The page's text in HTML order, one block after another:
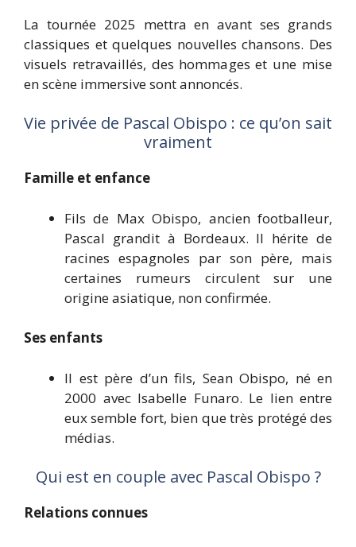
La tournée 2025 mettra en avant ses grands
classiques et quelques nouvelles chansons. Des
visuels retravaillés, des hommages et une mise
en scène immersive sont annoncés.
Vie privée de Pascal Obispo : ce qu’on sait
vraiment
Famille et enfance
Fils de Max Obispo, ancien footballeur,
Pascal grandit à Bordeaux. Il hérite de
racines espagnoles par son père, mais
certaines rumeurs circulent sur une
origine asiatique, non confirmée.
Ses enfants
Il est père d’un fils, Sean Obispo, né en
2000 avec Isabelle Funaro. Le lien entre
eux semble fort, bien que très protégé des
médias.
Qui est en couple avec Pascal Obispo ?
Relations connues